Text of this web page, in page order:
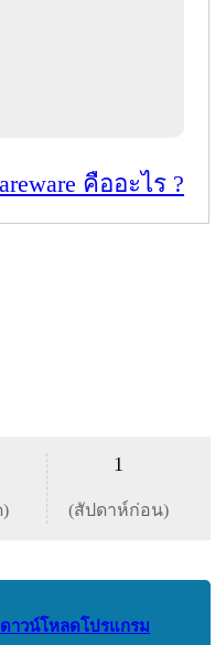
คืออะไร ?
1
(สัปดาห์ก่อน)
ดาวน์โหลดโปรแกรม